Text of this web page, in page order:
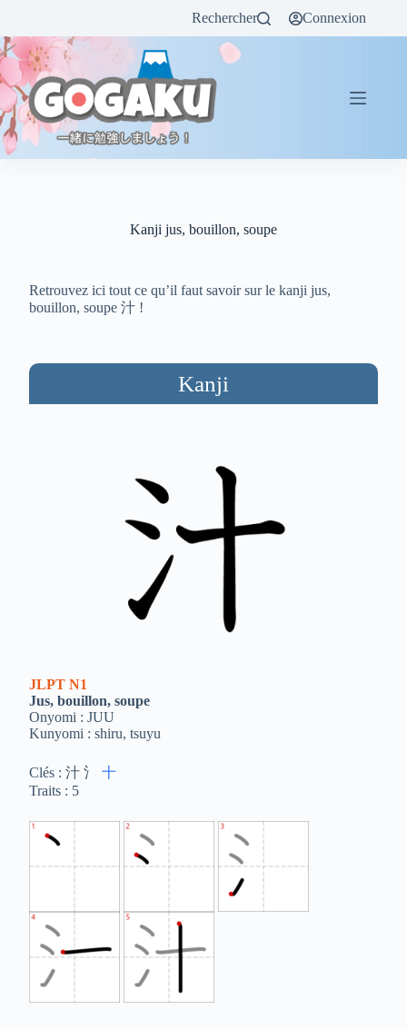
Rechercher Connexion
Kanji jus, bouillon, soupe
Retrouvez ici tout ce qu’il faut savoir sur le kanji jus,
bouillon, soupe 汁 !
Kanji
JLPT N1
Jus, bouillon, soupe
Onyomi : JUU
Kunyomi : shiru, tsuyu
Clés : 汁 氵十
Traits : 5